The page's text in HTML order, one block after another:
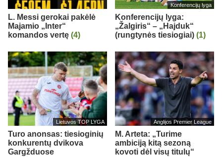
L. Messi gerokai pakėlė
Majamio „Inter“
komandos vertę (4)
Konferencijų lyga
Konferencijų lyga:
„Žalgiris“ – „Hajduk“
(rungtynės tiesiogiai) (1)
Lietuvos TOP LYGA
Turo anonsas: tiesioginių
konkurentų dvikova
Gargžduose
Anglijos Premier League
M. Arteta: „Turime
ambiciją kitą sezoną
kovoti dėl visų titulų“